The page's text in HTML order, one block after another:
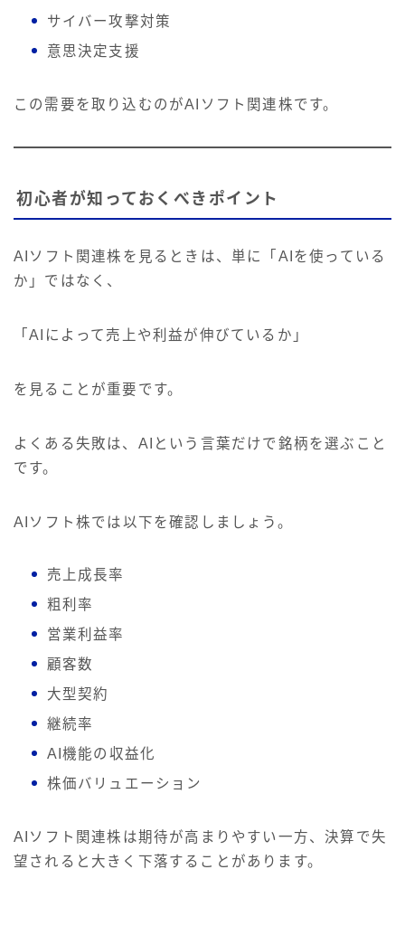
サイバー攻撃対策
意思決定支援
この需要を取り込むのがAIソフト関連株です。
初心者が知っておくべきポイント
AIソフト関連株を見るときは、単に「AIを使っている
か」ではなく、
「AIによって売上や利益が伸びているか」
を見ることが重要です。
よくある失敗は、AIという言葉だけで銘柄を選ぶこと
です。
AIソフト株では以下を確認しましょう。
売上成長率
粗利率
営業利益率
顧客数
大型契約
継続率
AI機能の収益化
株価バリュエーション
AIソフト関連株は期待が高まりやすい一方、決算で失
望されると大きく下落することがあります。